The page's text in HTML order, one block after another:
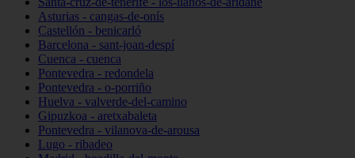
Asturias - cangas-de-onís
Castellón - benicarló
Barcelona - sant-joan-despí
Cuenca - cuenca
Pontevedra - redondela
Pontevedra - o-porriño
Huelva - valverde-del-camino
Gipuzkoa - aretxabaleta
Pontevedra - vilanova-de-arousa
Lugo - ribadeo